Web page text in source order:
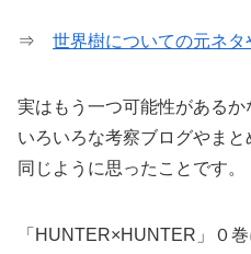
⇒ 世界樹についての元ネタ
実はもう一つ可能性があるか
いろいろな考察ブログやま
同じように思ったことです。
「HUNTER×HUNTER」０